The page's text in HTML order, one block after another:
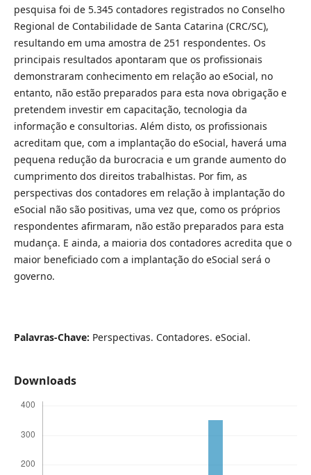
pesquisa foi de 5.345 contadores registrados no Conselho
Regional de Contabilidade de Santa Catarina (CRC/SC),
resultando em uma amostra de 251 respondentes. Os
principais resultados apontaram que os profissionais
demonstraram conhecimento em relação ao eSocial, no
entanto, não estão preparados para esta nova obrigação e
pretendem investir em capacitação, tecnologia da
informação e consultorias. Além disto, os profissionais
acreditam que, com a implantação do eSocial, haverá uma
pequena redução da burocracia e um grande aumento do
cumprimento dos direitos trabalhistas. Por fim, as
perspectivas dos contadores em relação à implantação do
eSocial não são positivas, uma vez que, como os próprios
respondentes afirmaram, não estão preparados para esta
mudança. E ainda, a maioria dos contadores acredita que o
maior beneficiado com a implantação do eSocial será o
governo.
Palavras-Chave: Perspectivas. Contadores. eSocial.
Downloads